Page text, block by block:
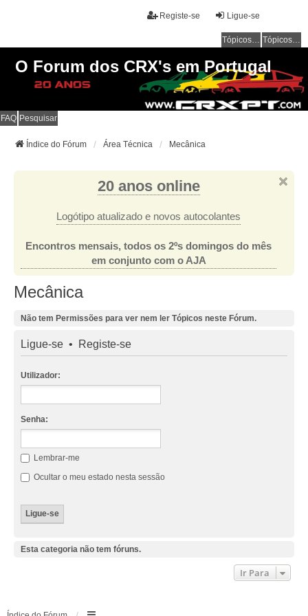
Ligue-se
Registe-se
Tópicos sem resposta Tópicos ativos
O Forum dos CRX's em Portugal
FAQ Pesquisar
Índice do Fórum Área Técnica Mecânica
20 anos online
Logótipo atualizado e novos autocolantes
Encontros mensais, todos os 2ºs domingos do mês
em conjunto com o AJA
Mecânica
Não tem Permissões para ver nem ler Tópicos neste Fórum.
Ligue-se • Registe-se
Utilizador:
Senha:
Lembrar-me
Ocultar o meu estado nesta sessão
Esta categoria não tem fóruns.
Ir Para